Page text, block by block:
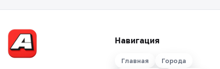
Навигация
Главная Города